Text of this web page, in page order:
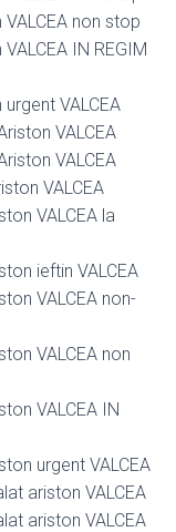
non stop
IN REGIM
VALCEA
VALCEA
VALCEA
VALCEA
VALCEA la
ieftin VALCEA
VALCEA non-
VALCEA non
VALCEA IN
urgent VALCEA
ariston VALCEA
ariston VALCEA